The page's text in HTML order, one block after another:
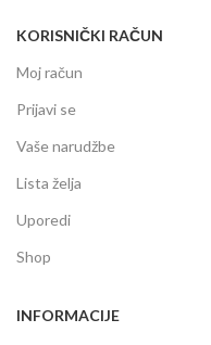
KORISNIČKI RAČUN
Moj račun
Prijavi se
Vaše narudžbe
Lista želja
Uporedi
Shop
INFORMACIJE